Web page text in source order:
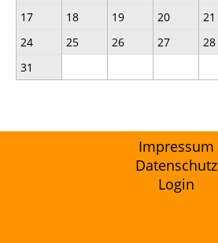
17
18 19 20 21
24
25 26 27 28
31
Impressum
Datenschutz
Login